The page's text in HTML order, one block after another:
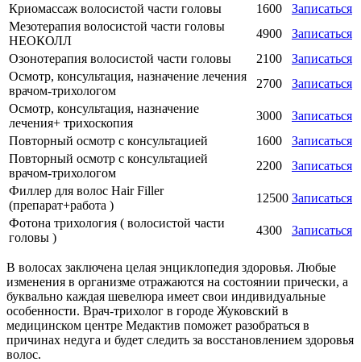
Криомассаж волосистой части головы
1600
Записаться
Мезотерапия волосистой части головы
НЕОКОЛЛ
4900
Записаться
Озонотерапия волосистой части головы
2100
Записаться
Осмотр, консультация, назначение лечения
врачом-трихологом
2700
Записаться
Осмотр, консультация, назначение
лечения+ трихоскопия
3000
Записаться
Повторный осмотр с консультацией
1600
Записаться
Повторный осмотр с консультацией
врачом-трихологом
2200
Записаться
Филлер для волос Hair Filler
(препарат+работа )
12500 Записаться
Фотона трихология ( волосистой части
головы )
4300 Записаться
В волосах заключена целая энциклопедия здоровья. Любые
изменения в организме отражаются на состоянии прически, а
буквально каждая шевелюра имеет свои индивидуальные
особенности. Врач-трихолог в городе Жуковский в
медицинском центре Медактив поможет разобраться в
причинах недуга и будет следить за восстановлением здоровья
волос.